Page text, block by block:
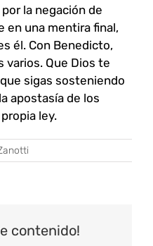
la negación de
en una mentira final,
él. Con Benedicto,
varios. Que Dios te
sigas sosteniendo
apostasía de los
ley.
contenido!